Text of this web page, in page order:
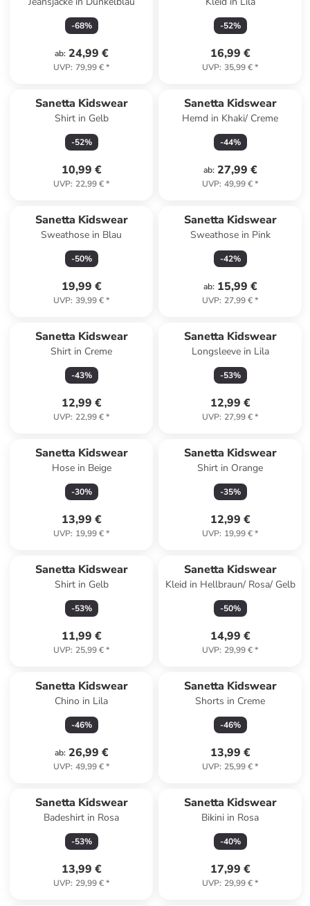
-68%
ab: 24,99 €
UVP: 79,99 €*
-52%
16,99 €
UVP: 35,99 €*
Sanetta Kidswear
Shirt in Gelb
-52%
10,99 €
UVP: 22,99 €*
Sanetta Kidswear
Hemd in Khaki/ Creme
-44%
ab: 27,99 €
UVP: 49,99 €*
Sanetta Kidswear
Sweathose in Blau
-50%
19,99 €
UVP: 39,99 €*
Sanetta Kidswear
Sweathose in Pink
-42%
ab: 15,99 €
UVP: 27,99 €*
Sanetta Kidswear
Shirt in Creme
-43%
12,99 €
UVP: 22,99 €*
Sanetta Kidswear
Longsleeve in Lila
-53%
12,99 €
UVP: 27,99 €*
Sanetta Kidswear
Hose in Beige
-30%
13,99 €
UVP: 19,99 €*
Sanetta Kidswear
Shirt in Orange
-35%
12,99 €
UVP: 19,99 €*
Sanetta Kidswear
Shirt in Gelb
-53%
11,99 €
UVP: 25,99 €*
Sanetta Kidswear
Kleid in Hellbraun/ Rosa/ Gelb
-50%
14,99 €
UVP: 29,99 €*
Sanetta Kidswear
Chino in Lila
-46%
ab: 26,99 €
UVP: 49,99 €*
Sanetta Kidswear
Shorts in Creme
-46%
13,99 €
UVP: 25,99 €*
Sanetta Kidswear
Badeshirt in Rosa
-53%
13,99 €
UVP: 29,99 €*
Sanetta Kidswear
Bikini in Rosa
-40%
17,99 €
UVP: 29,99 €*